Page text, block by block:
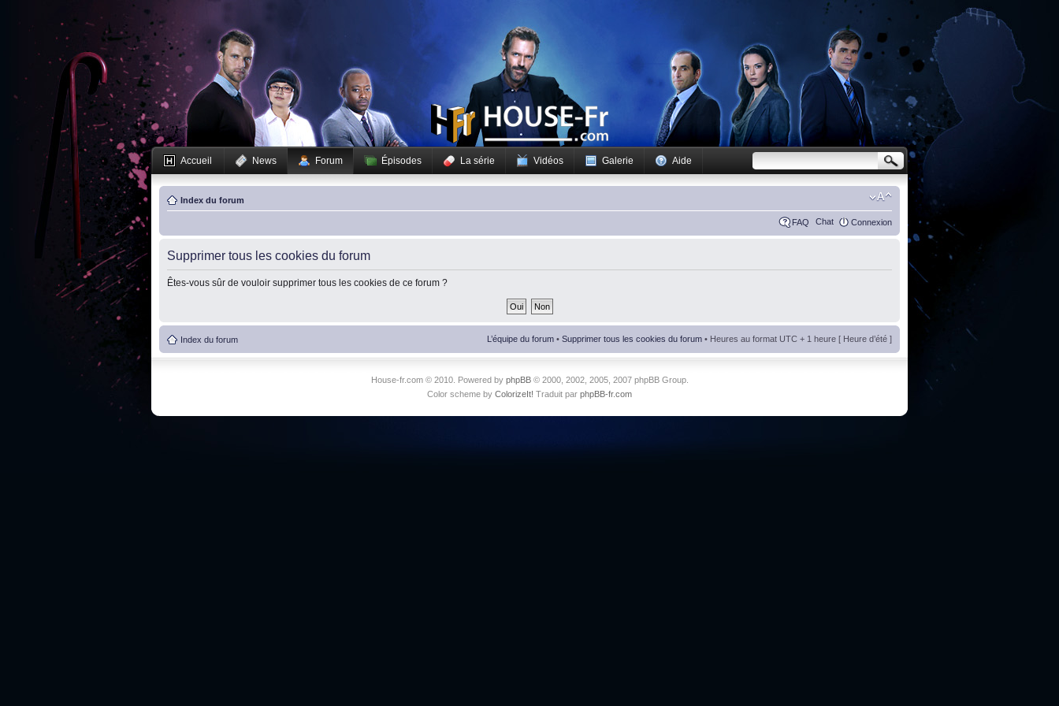
Accueil News Forum Épisodes La série Vidéos Galerie Aide
Index du forum
FAQ Chat Connexion
Supprimer tous les cookies du forum
Êtes-vous sûr de vouloir supprimer tous les cookies de ce forum ?
Index du forum L’équipe du forum • Supprimer tous les cookies du forum • Heures au format UTC + 1 heure [ Heure d’été ]
House-fr.com © 2010. Powered by phpBB© 2000, 2002, 2005, 2007 phpBB Group.
Color scheme by ColorizeIt! Traduit par phpBB-fr.com